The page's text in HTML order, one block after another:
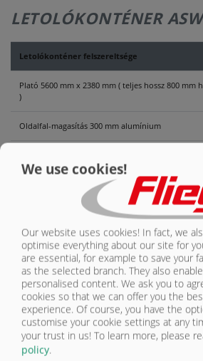
RÓLUNK
KAPCSOLAT
LETOLÓKONTÉNER
Letolókonténer felszereltsége
Plató 5600 mm x 2380 mm ( teljes hossz 800 mm
)
Oldalfal-magasítás 300 mm alumínium
gabonakieresztõ ablakkal 420 mm x 250 mm
Mechanikus oldalfal lecsukás
1500 mm magas hátfal és oldalfalak homlokfal
magasító nélkül
2000 mm magas hátfal és oldalfalak homlokfal
magasítóval
Lakkozott oldalfalak
We use cookies!
Our website uses cookies! In fact, we
optimise everything about our site for
are essential, for example to save your
as the selected branch. They also
personalised content. We ask you to
cookies so that we can offer you the
experience. Of course, you have the
customise your cookie settings at any
your trust in us! To learn more, please
policy.